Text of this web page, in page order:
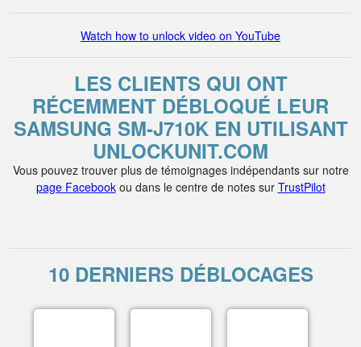
Watch how to unlock video on YouTube
LES CLIENTS QUI ONT
RÉCEMMENT DÉBLOQUÉ LEUR
SAMSUNG SM-J710K EN UTILISANT
UNLOCKUNIT.COM
Vous pouvez trouver plus de témoignages indépendants sur notre
page Facebookou dans le centre de notes sur TrustPilot
10 DERNIERS DÉBLOCAGES